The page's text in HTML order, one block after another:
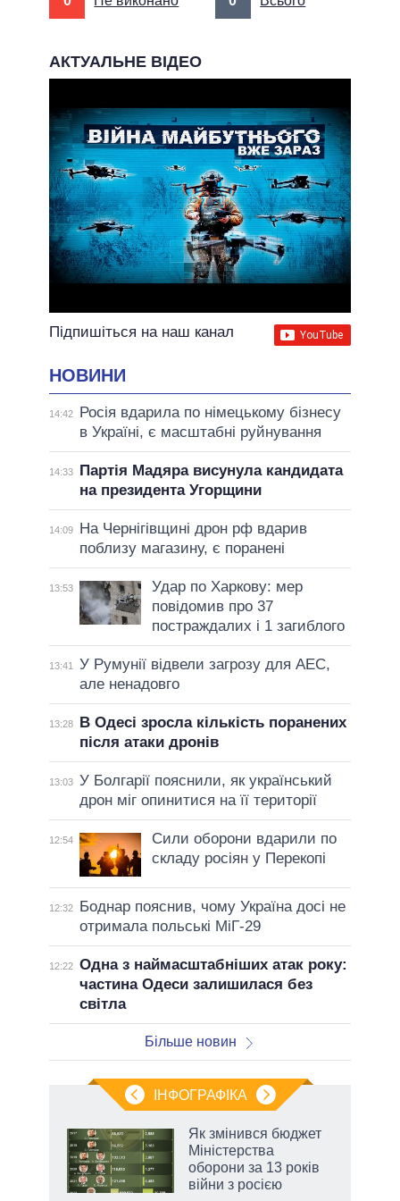
АКТУАЛЬНЕ ВІДЕО
Підпишіться на наш канал
НОВИНИ
14:42
Росія вдарила по німецькому бізнесу
в Україні, є масштабні руйнування
14:33
Партія Мадяра висунула кандидата
на президента Угорщини
14:09
На Чернігівщині дрон рф вдарив
поблизу магазину, є поранені
13:53
Удар по Харкову: мер
повідомив про 37
постраждалих і 1 загиблого
13:41
У Румунії відвели загрозу для АЕС,
але ненадовго
13:28
В Одесі зросла кількість поранених
після атаки дронів
13:03 У Болгарії пояснили, як український
дрон міг опинитися на її території
12:54
Сили оборони вдарили по
складу росіян у Перекопі
12:32
Боднар пояснив, чому Україна досі не
отримала польські МіГ-29
12:22 Одна з наймасштабніших атак року:
частина Одеси залишилася без
світла
Більше новин
ІНФОГРАФІКА
Як змінився бюджет
Міністерства
оборони за 13 років
війни з росією